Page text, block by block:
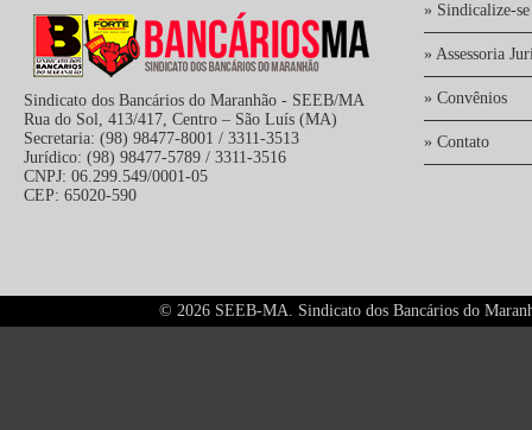
Sindicato dos Bancários do Maranhão - SEEB/MA
Rua do Sol, 413/417, Centro – São Luís (MA)
Secretaria: (98) 98477-8001 / 3311-3513
Jurídico: (98) 98477-5789 / 3311-3516
CNPJ: 06.299.549/0001-05
CEP: 65020-590
» Sindicalize-se
» Assessoria
» Convênios
» Contato
© 2026 SEEB-MA. Sindicato dos Bancários do